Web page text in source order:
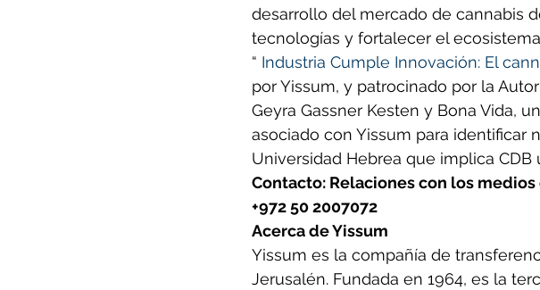
desarrollo del mercado de cannabis
tecnologías y fortalecer el
“ Industria Cumple Innovación: El
por Yissum, y patrocinado por la
Geyra Gassner Kesten y Bona Vida,
asociado con Yissum para identificar
Universidad Hebrea que implica CDB
Contacto: Relaciones con los
+972 50 2007072
Acerca de Yissum
Yissum es la compañía de
Jerusalén. Fundada en 1964, es la